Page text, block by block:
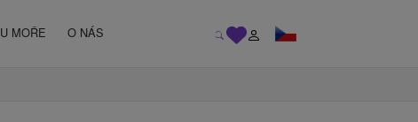
U MOŘE O NÁS